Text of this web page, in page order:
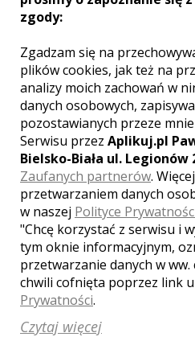
LOKALE WESELNE Z
zgody:
Zgadzam się na
plików cookies, jak też na
analizy moich zachowań w
danych osobowych,
pozostawianych przeze
Serwisu przez Aplikuj.pl
Bielsko-Biała ul. Legionów
Zaufanych partnerów.
przetwarzaniem danych
w naszej Polityce
"Chcę korzystać z serwisu i
tym oknie informacyjnym,
przetwarzanie danych w ww.
chwili cofnięta poprzez link
Prywatności.
Czytaj więcej